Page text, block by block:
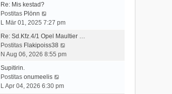
t
t
u
s
p
o
s
t
u
s
s
p
i
Re: Mis kestad?
Postitas Plönn
a
t
a
v
i
m
L Mär 01, 2025 7:27 pm
Re: Sd.Kfz.4/1 Opel Maultier …
Postitas Flakipoiss38
a
N Aug 06, 2026 8:55 pm
Supitirin.
Postitas onumeelis
a
L Apr 04, 2026 6:30 pm